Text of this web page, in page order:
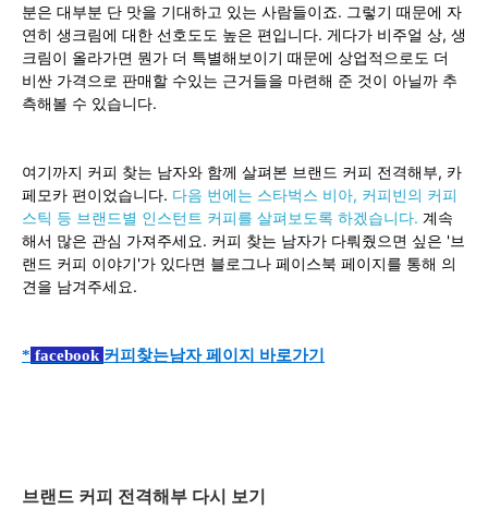
분은 대부분 단 맛을 기대하고 있는 사람들이죠. 그렇기 때문에 자
연히 생크림에 대한 선호도도 높은 편입니다. 게다가 비주얼 상, 생
크림이 올라가면 뭔가 더 특별해보이기 때문에 상업적으로도 더
비싼 가격으로 판매할 수있는 근거들을 마련해 준 것이 아닐까 추
측해볼 수 있습니다.
여기까지 커피 찾는 남자와 함께 살펴본 브랜드 커피 전격해부, 카
페모카 편이었습니다. 다음 번에는 스타벅스 비아, 커피빈의 커피
스틱 등 브랜드별 인스턴트 커피를 살펴보도록 하겠습니다. 계속
해서 많은 관심 가져주세요. 커피 찾는 남자가 다뤄줬으면 싶은 '브
랜드 커피 이야기'가 있다면 블로그나 페이스북 페이지를 통해 의
견을 남겨주세요.
* facebook 커피찾는남자 페이지 바로가기
브랜드 커피 전격해부 다시 보기